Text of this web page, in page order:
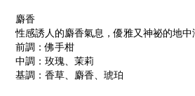
麝香
性感誘人的麝香氣息，優雅又神祕的地中
前調：佛手柑
中調：玫瑰、茉莉
基調：香草、麝香、琥珀